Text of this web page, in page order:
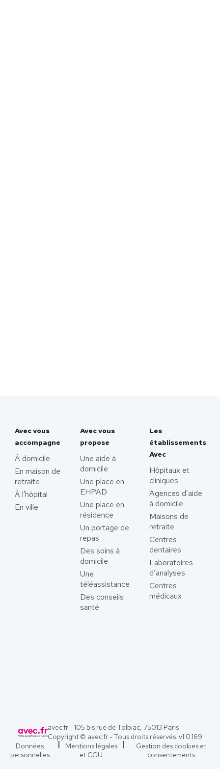
Avec vous
accompagne
À domicile
En maison de
retraite
À l'hôpital
En ville
Avec vous
propose
Une aide à
domicile
Une place en
EHPAD
Une place en
résidence
Un portage de
repas
Des soins à
domicile
Une
téléassistance
Des conseils
santé
Les
établissements
Avec
Hôpitaux et
cliniques
Agences d’aide
à domicile
Maisons de
retraite
Centres
dentaires
Laboratoires
d’analyses
Centres
médicaux
avec.fr - 105 bis rue de Tolbiac, 75013 Paris
Copyright © avec.fr - Tous droits réservés. v1.0.169
Données
personnelles
Mentions légales
et CGU
Gestion des cookies et
consentements